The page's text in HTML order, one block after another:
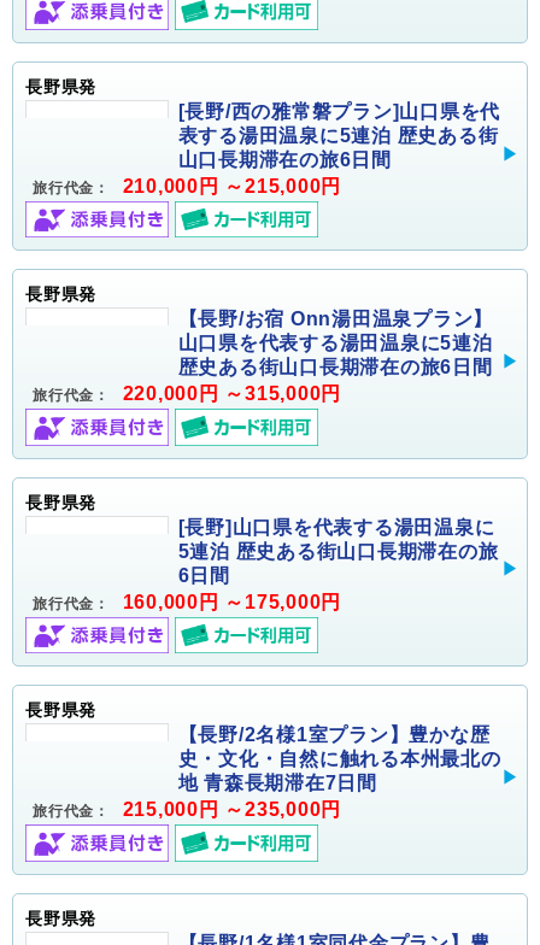
長野県発
[長野/西の雅常磐プラン]山口県を代
表する湯田温泉に5連泊 歴史ある街
山口長期滞在の旅6日間
旅行代金： 210,000円 ～215,000円
長野県発
【長野/お宿 Onn湯田温泉プラン】
山口県を代表する湯田温泉に5連泊
歴史ある街山口長期滞在の旅6日間
旅行代金： 220,000円 ～315,000円
長野県発
[長野]山口県を代表する湯田温泉に
5連泊 歴史ある街山口長期滞在の旅
6日間
旅行代金： 160,000円 ～175,000円
長野県発
【長野/2名様1室プラン】豊かな歴
史・文化・自然に触れる本州最北の
地 青森長期滞在7日間
旅行代金： 215,000円 ～235,000円
長野県発